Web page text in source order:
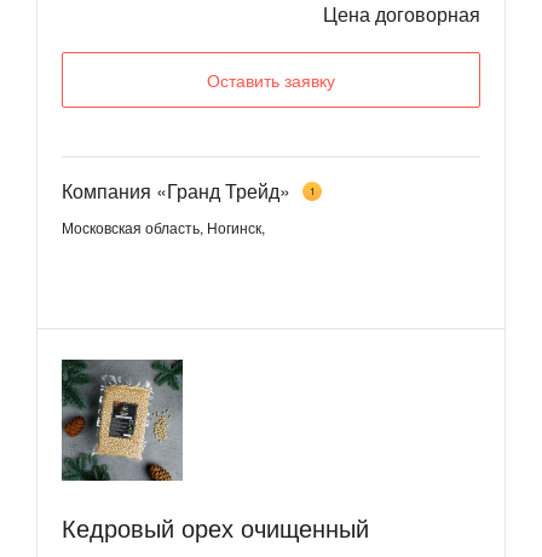
Цена договорная
Оставить заявку
Компания «Гранд Трейд» 1
Московская область, Ногинск,
Кедровый орех очищенный